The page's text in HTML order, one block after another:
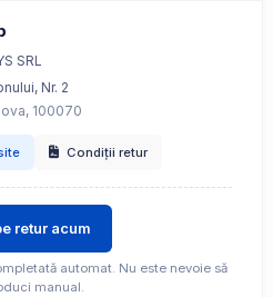
SRL
Nr. 2
100070
Condiții retur
retur acum
automat. Nu este nevoie să
manual.